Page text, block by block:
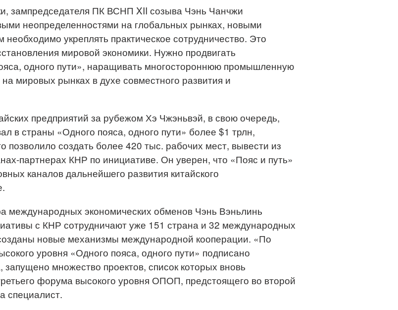
зампредседателя ПК ВСНП XII созыва Чэнь Чанчжи
неопределенностями на глобальных рынках, новыми
укреплять практическое сотрудничество. Это
мировой экономики. Нужно продвигать
одного пути», наращивать многостороннюю промышленную
мировых рынках в духе совместного развития и
предприятий за рубежом Хэ Чжэньвэй, в свою очередь,
в страны «Одного пояса, одного пути» более $1 трлн,
позволило создать более 420 тыс. рабочих мест, вывести из
партнерах КНР по инициативе. Он уверен, что «Пояс и путь»
каналов дальнейшего развития китайского
международных экономических обменов Чэнь Вэньлинь
с КНР сотрудничают уже 151 страна и 32 международных
новые механизмы международной кооперации. «По
уровня «Одного пояса, одного пути» подписано
множество проектов, список которых вновь
форума высокого уровня ОПОП, предстоящего во второй
специалист.